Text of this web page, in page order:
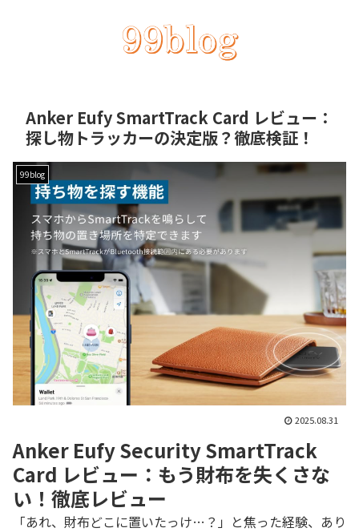
Anker Eufy SmartTrack Card レビュー：
探し物トラッカーの決定版？徹底検証！
99blog
2025.08.31
Anker Eufy Security SmartTrack
Card レビュー：もう財布を失くさな
い！徹底レビュー
「あれ、財布どこに置いたっけ…？」と焦った経験、あり